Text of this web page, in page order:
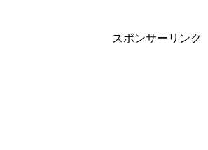
スポンサーリンク